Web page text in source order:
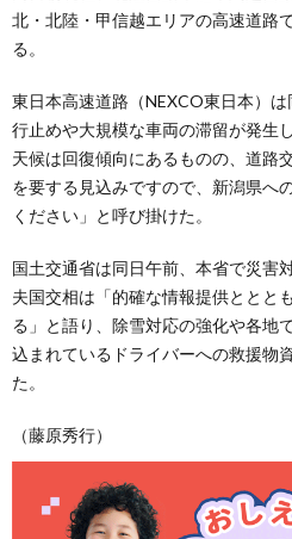
北・北陸・甲信越エリアの高速道路
る。
東日本高速道路（NEXCO東日本）
行止めや大規模な車両の滞留が発生
天候は回復傾向にあるものの、道路
を要する見込みですので、新潟県へ
ください」と呼び掛けた。
国土交通省は同日午前、本省で災害
夫国交相は「的確な情報提供ととと
る」と語り、除雪対応の強化や各地
込まれているドライバーへの救援物
た。
（藤原秀行）